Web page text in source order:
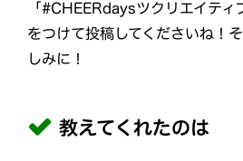
「#CHEERdaysツクリエイティ
をつけて投稿してくださいね！
しみに！
教えてくれたのは